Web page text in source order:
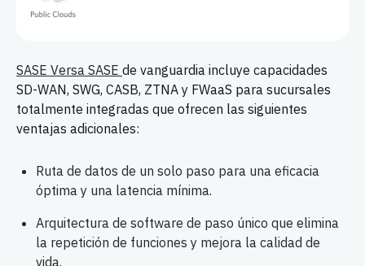
SASE Versa SASE de vanguardia incluye capacidades
SD-WAN, SWG, CASB, ZTNA y FWaaS para sucursales
totalmente integradas que ofrecen las siguientes
ventajas adicionales:
Ruta de datos de un solo paso para una eficacia
óptima y una latencia mínima.
Arquitectura de software de paso único que elimina
la repetición de funciones y mejora la calidad de
vida.